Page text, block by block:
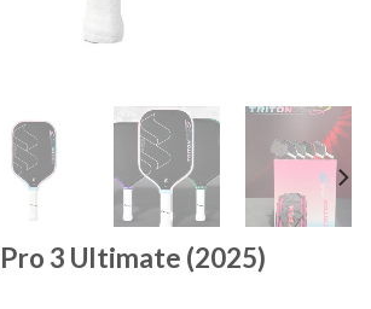
3 Ultimate (2025)